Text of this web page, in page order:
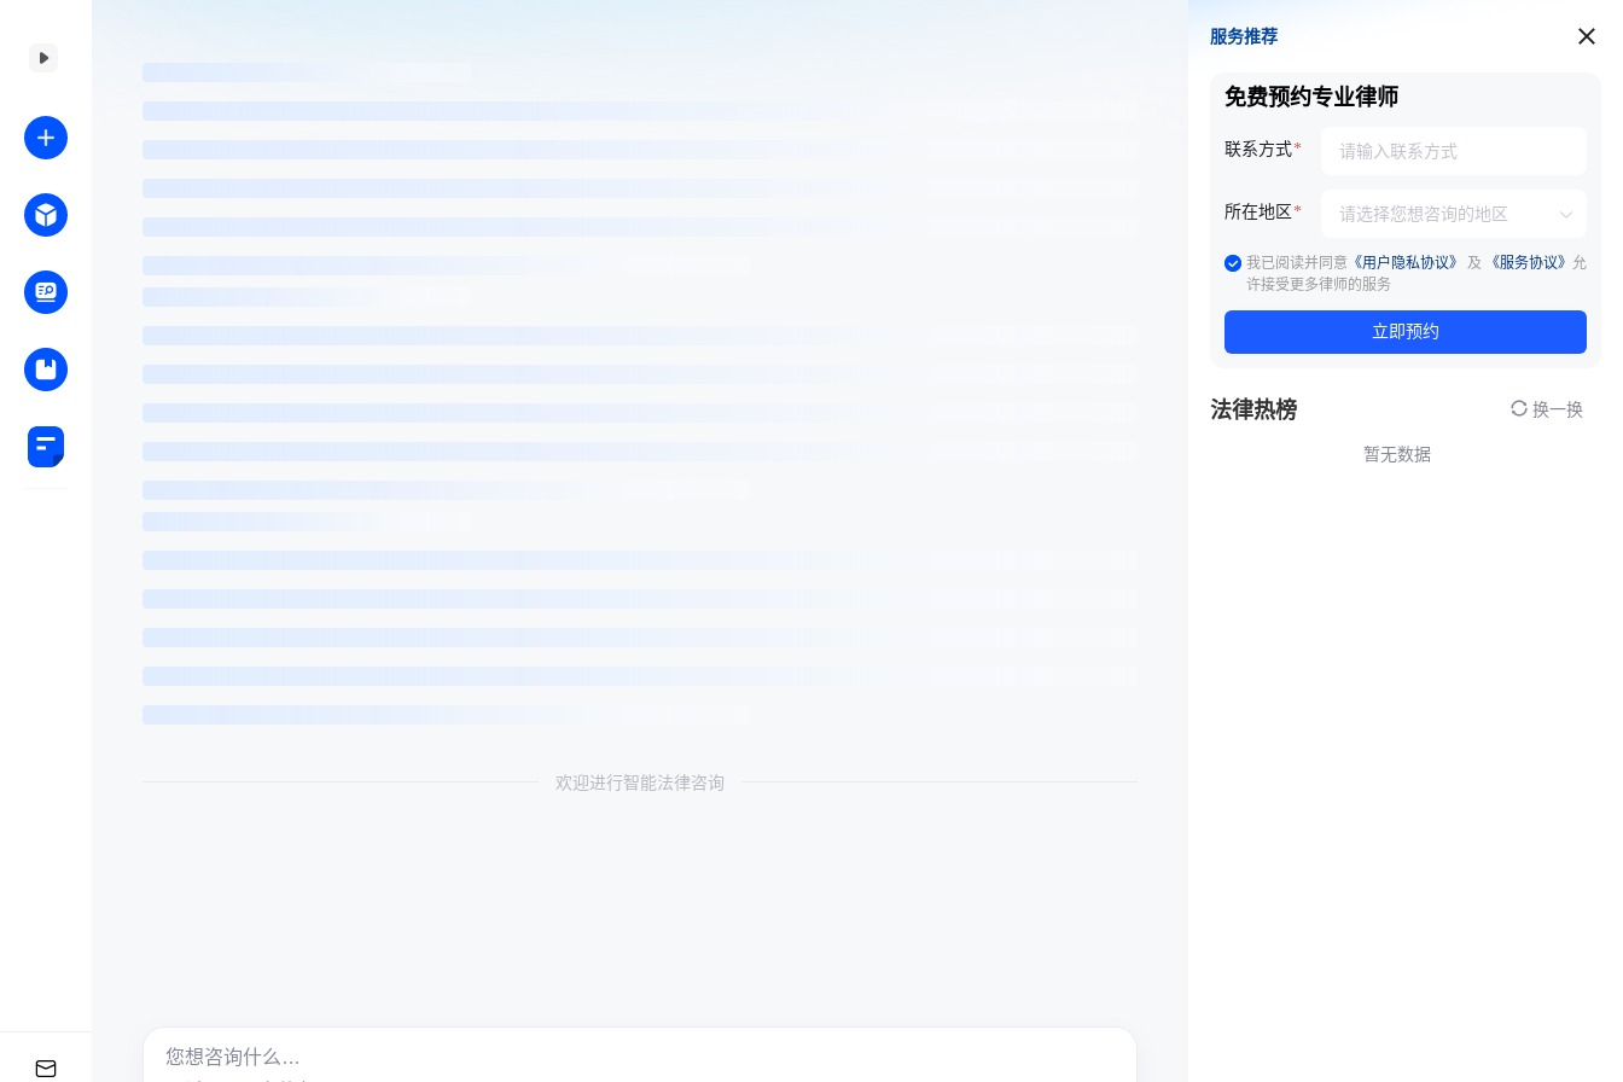
欢迎进行智能法律咨询
服务推荐
服务推荐
免费预约专业律师
联系方式
所在地区
我已阅读并同意 《用户隐私协议》 及 《服务协议》 允
许接受更多律师的服务
立即预约
法律热榜 换一换
暂无数据